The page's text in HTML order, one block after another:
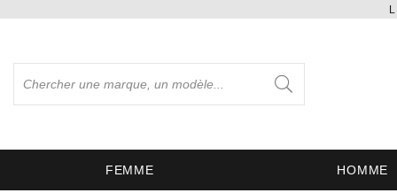
FEMME HOMME